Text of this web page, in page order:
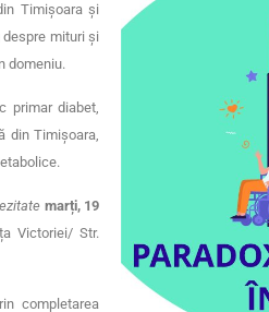
Timișoara și
despre mituri și
domeniu.
primar diabet,
din Timișoara,
marți, 19
Victoriei/ Str.
completarea